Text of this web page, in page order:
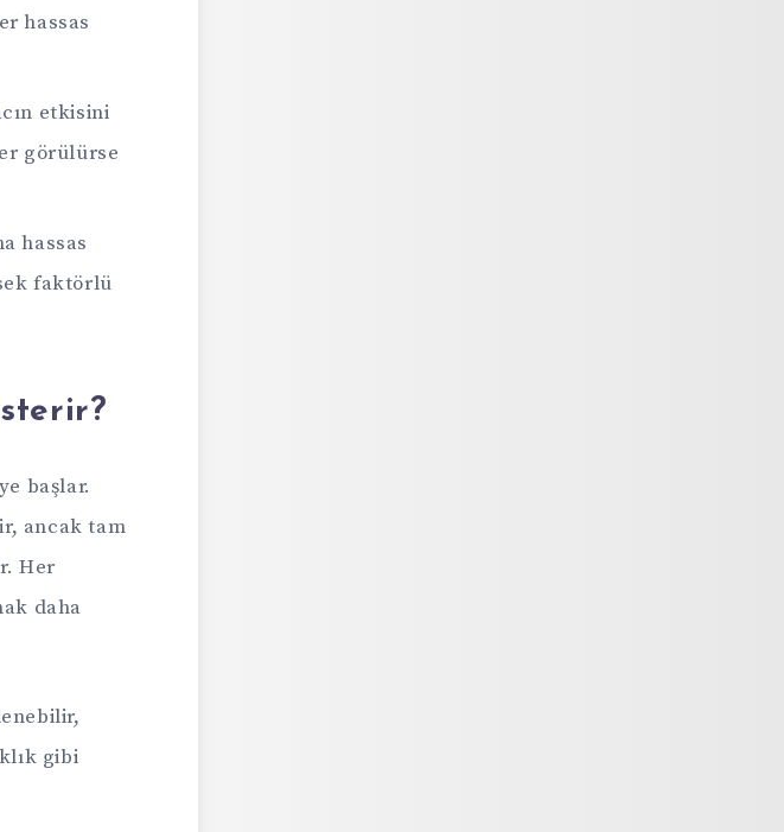
hassas
etkisini
görülürse
hassas
faktörlü
başlar.
ancak tam
Her
daha
gibi